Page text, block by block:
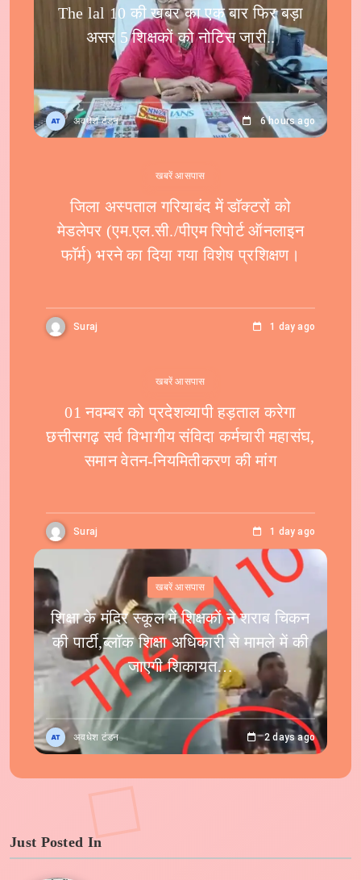
The lal 10 की खबर का एक बार फिर बड़ा
असर 5 शिक्षकों को नोटिस जारी..
अवधेश टंडन 6 hours ago
खबरें आसपास
जिला अस्पताल गरियाबंद में डाॅक्टरों को
मेडलेपर (एम.एल.सी./पीएम रिपोर्ट ऑनलाइन
फाॅर्म) भरने का दिया गया विशेष प्रशिक्षण।
Suraj 1 day ago
खबरें आसपास
01 नवम्बर को प्रदेशव्यापी हड़ताल करेगा
छत्तीसगढ़ सर्व विभागीय संविदा कर्मचारी महासंघ,
समान वेतन-नियमितीकरण की मांग
Suraj 1 day ago
खबरें आसपास
शिक्षा के मंदिर स्कूल में शिक्षकों ने शराब चिकन
की पार्टी,ब्लॉक शिक्षा अधिकारी से मामले में की
जाएगी शिकायत…
अवधेश टंडन 2 days ago
Just Posted In